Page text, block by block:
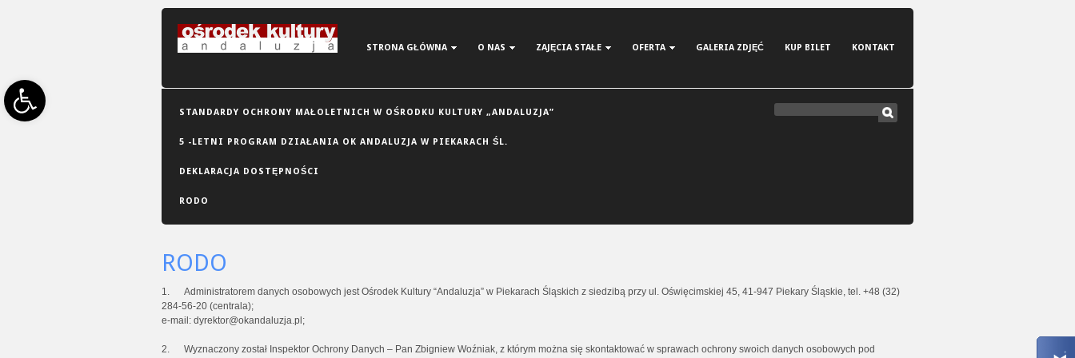
Open toolbar
STRONA GŁÓWNA O NAS ZAJĘCIA STAŁE OFERTA GALERIA ZDJĘĆ KUP BILET KONTAKT
STANDARDY OCHRONY MAŁOLETNICH W OŚRODKU KULTURY „ANDALUZJA”
5 -LETNI PROGRAM DZIAŁANIA OK ANDALUZJA W PIEKARACH ŚL.
DEKLARACJA DOSTĘPNOŚCI
RODO
RODO
1.
Administratorem danych osobowych jest Ośrodek Kultury “Andaluzja” w Piekarach Śląskich z siedzibą przy ul. Oświęcimskiej 45, 41-947 Piekary Śląskie, tel. +48 (32)
284-56-20 (centrala);
e-mail: dyrektor@okandaluzja.pl;
2. Wyznaczony został Inspektor Ochrony Danych – Pan Zbigniew Woźniak, z którym można się skontaktować w sprawach ochrony swoich danych osobowych pod